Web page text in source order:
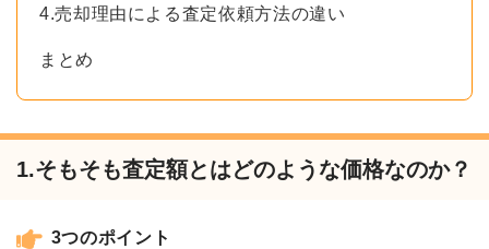
4.売却理由による査定依頼方法の違い
まとめ
1.そもそも査定額とはどのような価格なのか？
3つのポイント